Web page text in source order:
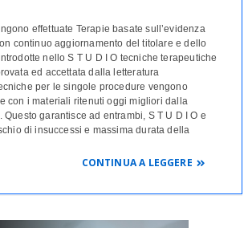
effettuate Terapie basate sull’evidenza
continuo aggiornamento del titolare e dello
nello S T U D I O tecniche terapeutiche
ed accettata dalla letteratura
per le singole procedure vengono
con i materiali ritenuti oggi migliori dalla
garantisce ad entrambi, S T U D I O e
di insuccessi e massima durata della
CONTINUA A LEGGERE